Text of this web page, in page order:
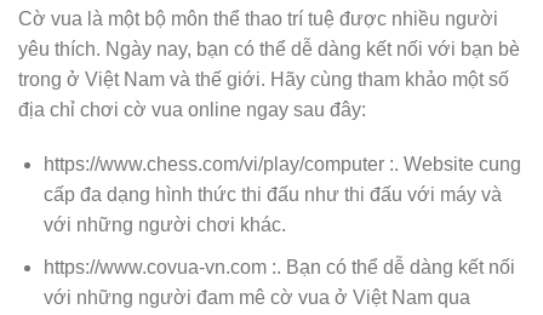
Cờ vua là một bộ môn thể thao trí tuệ được nhiều người
yêu thích. Ngày nay, bạn có thể dễ dàng kết nối với bạn bè
trong ở Việt Nam và thế giới. Hãy cùng tham khảo một số
địa chỉ chơi cờ vua online ngay sau đây:
https://www.chess.com/vi/play/computer :. Website cung
cấp đa dạng hình thức thi đấu như thi đấu với máy và
với những người chơi khác.
https://www.covua-vn.com :. Bạn có thể dễ dàng kết nối
với những người đam mê cờ vua ở Việt Nam qua